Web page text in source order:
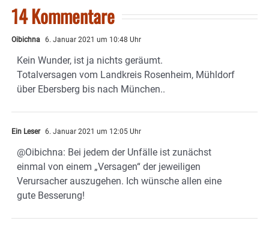
14 Kommentare
Oibichna 6. Januar 2021 um 10:48 Uhr
Kein Wunder, ist ja nichts geräumt.
Totalversagen vom Landkreis Rosenheim, Mühldorf
über Ebersberg bis nach München..
Ein Leser 6. Januar 2021 um 12:05 Uhr
@Oibichna: Bei jedem der Unfälle ist zunächst
einmal von einem „Versagen“ der jeweiligen
Verursacher auszugehen. Ich wünsche allen eine
gute Besserung!